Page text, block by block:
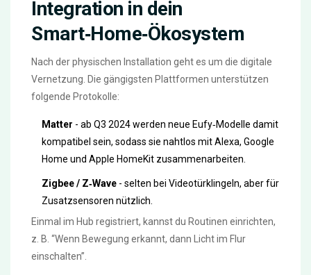
Integration in dein
Smart‑Home‑Ökosystem
Nach der physischen Installation geht es um die digitale
Vernetzung. Die gängigsten Plattformen unterstützen
folgende Protokolle:
Matter - ab Q3 2024 werden neue Eufy‑Modelle damit
kompatibel sein, sodass sie nahtlos mit Alexa, Google
Home und Apple HomeKit zusammenarbeiten.
Zigbee / Z‑Wave - selten bei Videotürklingeln, aber für
Zusatzsensoren nützlich.
Einmal im Hub registriert, kannst du Routinen einrichten,
z. B. “Wenn Bewegung erkannt, dann Licht im Flur
einschalten”.